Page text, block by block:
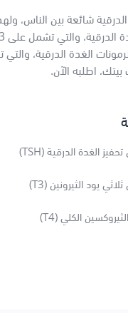
شائعة بين الناس،
في
الغدة الدرقية،
اطلبه الآن.